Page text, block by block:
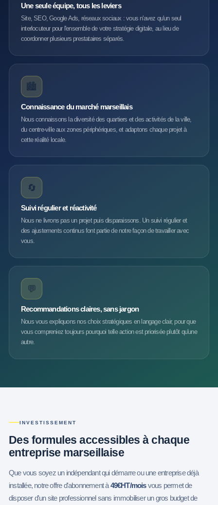
Une seule équipe, tous les leviers
Site, SEO, Google Ads, réseaux sociaux : vous n'avez qu'un seul
interlocuteur pour l'ensemble de votre stratégie digitale, au lieu de
coordonner plusieurs prestataires séparés.
🏙️
Connaissance du marché marseillais
Nous connaissons la diversité des quartiers et des activités de la ville,
du centre-ville aux zones périphériques, et adaptons chaque projet à
cette réalité locale.
🔄
Suivi régulier et réactivité
Nous ne livrons pas un projet puis disparaissons. Un suivi régulier et
des ajustements continus font partie de notre façon de travailler avec
vous.
💬
Recommandations claires, sans jargon
Nous vous expliquons nos choix stratégiques en langage clair, pour que
vous compreniez toujours pourquoi telle action est priorisée plutôt qu'une
autre.
INVESTISSEMENT
Des formules accessibles à chaque
entreprise marseillaise
Que vous soyez un indépendant qui démarre ou une entreprise déjà
installée, notre offre d'abonnement à49€HT/moisvous permet de
disposer d'un site professionnel sans immobiliser un gros budget de